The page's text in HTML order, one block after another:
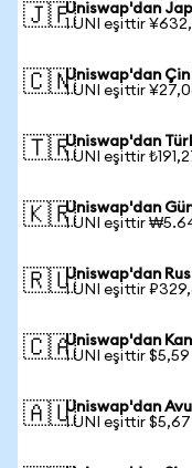
🇯🇵Uniswap'dan
1 UNI eşittir
🇨🇳Uniswap'dan Çin
1 UNI eşittir
🇹🇷Uniswap'dan
1 UNI eşittir
🇰🇷Uniswap'dan
1 UNI eşittir
🇷🇺Uniswap'dan
1 UNI eşittir
🇨🇦Uniswap'dan
1 UNI eşittir $5,59
🇦🇺Uniswap'dan
1 UNI eşittir $5,67